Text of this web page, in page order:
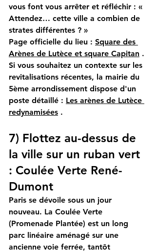
vous font vous arrêter et réfléchir : «
Attendez… cette ville a combien de
strates différentes ? »
Page officielle du lieu : Square des
Arènes de Lutèce et square Capitan .
Si vous souhaitez un contexte sur les
revitalisations récentes, la mairie du
5ème arrondissement dispose d'un
poste détaillé : Les arènes de Lutèce
redynamisées .
7) Flottez au-dessus de
la ville sur un ruban vert
: Coulée Verte René-
Dumont
Paris se dévoile sous un jour
nouveau. La Coulée Verte
(Promenade Plantée) est un long
parc linéaire aménagé sur une
ancienne voie ferrée, tantôt